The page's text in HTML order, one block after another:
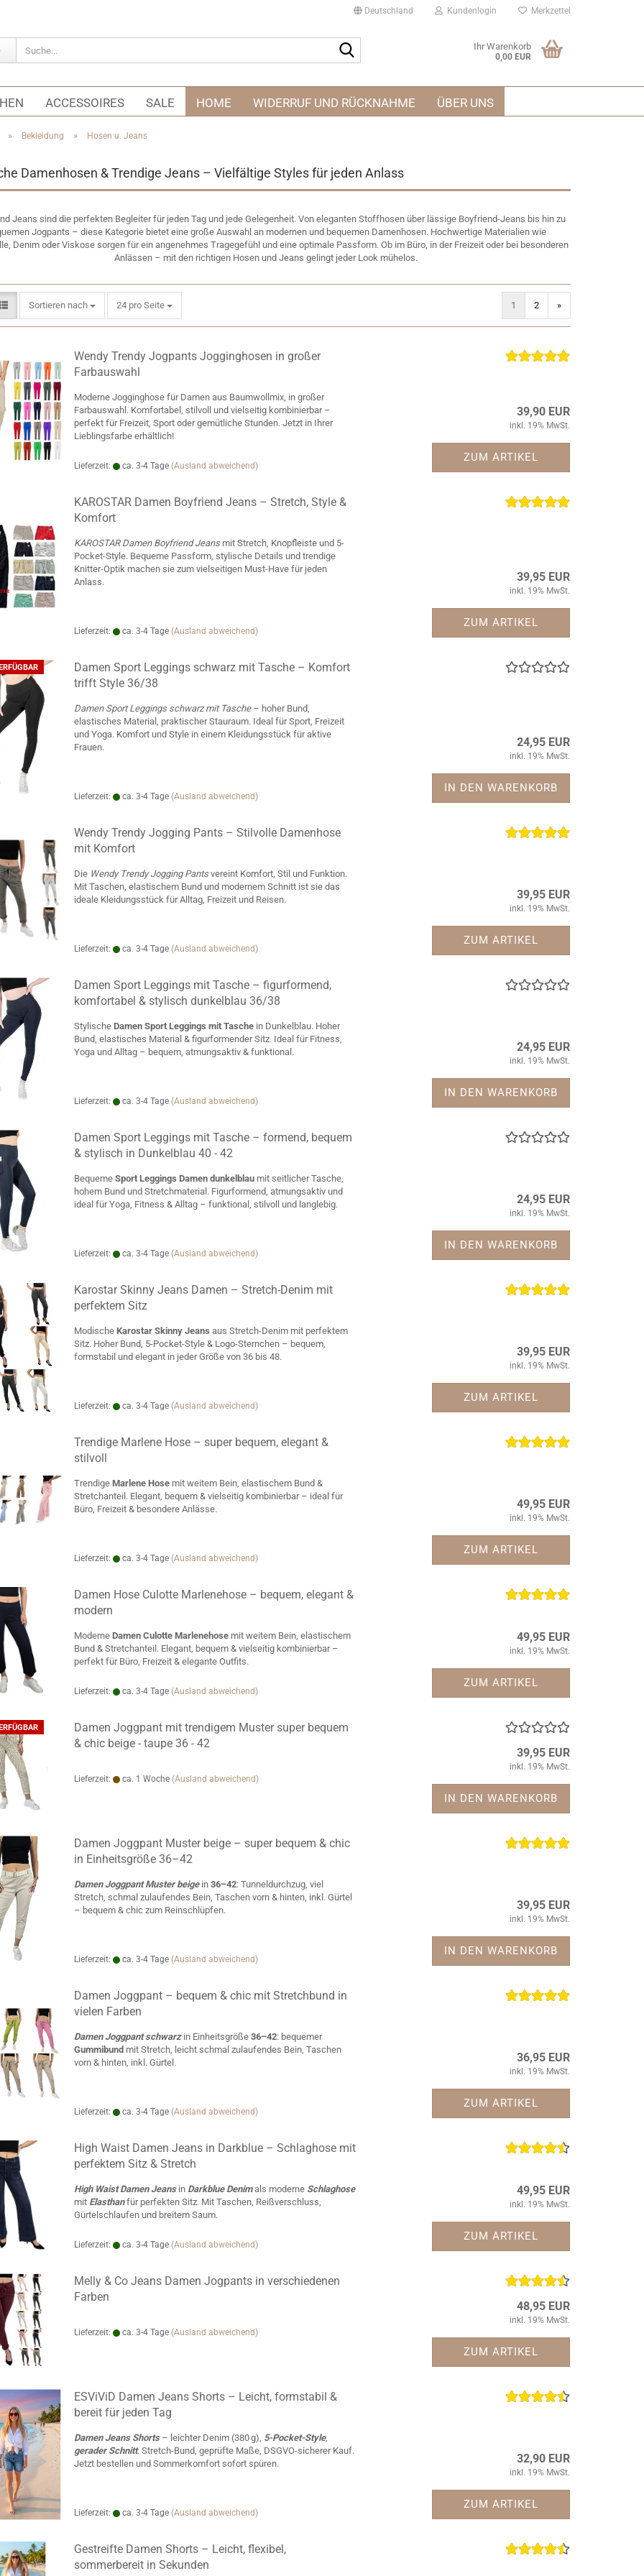
Deutschland Kundenlogin Merkzettel
Ihr Warenkorb
0,00 EUR
ACCESSOIRES SALE HOME WIDERRUF UND RÜCKNAHME ÜBER UNS
» Bekleidung » Hosen u. Jeans
Damenhosen & Trendige Jeans – Vielfältige Styles für jeden Anlass
Jeans sind die perfekten Begleiter für jeden Tag und jede Gelegenheit. Von eleganten Stoffhosen über lässige Boyfriend-Jeans bis hin zu
Jogpants – diese Kategorie bietet eine große Auswahl an modernen und bequemen Damenhosen. Hochwertige Materialien wie
Denim oder Viskose sorgen für ein angenehmes Tragegefühl und eine optimale Passform. Ob im Büro, in der Freizeit oder bei besonderen
Anlässen – mit den richtigen Hosen und Jeans gelingt jeder Look mühelos.
Sortieren nach
Sortieren nach 24 pro Seite
pro Seite 1 2 »
Wendy Trendy Jogpants Jogginghosen in großer
Farbauswahl
Moderne Jogginghose für Damen aus Baumwollmix, in großer
Farbauswahl. Komfortabel, stilvoll und vielseitig kombinierbar –
perfekt für Freizeit, Sport oder gemütliche Stunden. Jetzt in Ihrer
Lieblingsfarbe erhältlich!
Lieferzeit: ca. 3-4 Tage (Ausland abweichend)
39,90 EUR
inkl. 19% MwSt.
ZUM ARTIKEL
KAROSTAR Damen Boyfriend Jeans – Stretch, Style &
Komfort
KAROSTAR Damen Boyfriend Jeansmit Stretch, Knopfleiste und 5-
Pocket-Style. Bequeme Passform, stylische Details und trendige
Knitter-Optik machen sie zum vielseitigen Must-Have für jeden
Anlass.
Lieferzeit: ca. 3-4 Tage (Ausland abweichend)
39,95 EUR
inkl. 19% MwSt.
ZUM ARTIKEL
Damen Sport Leggings schwarz mit Tasche – Komfort
trifft Style 36/38
Damen Sport Leggings schwarz mit Tasche– hoher Bund,
elastisches Material, praktischer Stauraum. Ideal für Sport, Freizeit
und Yoga. Komfort und Style in einem Kleidungsstück für aktive
Frauen.
Lieferzeit: ca. 3-4 Tage (Ausland abweichend)
24,95 EUR
inkl. 19% MwSt.
IN DEN WARENKORB
Wendy Trendy Jogging Pants – Stilvolle Damenhose
mit Komfort
Die Wendy Trendy Jogging Pantsvereint Komfort, Stil und Funktion.
Mit Taschen, elastischem Bund und modernem Schnitt ist sie das
ideale Kleidungsstück für Alltag, Freizeit und Reisen.
Lieferzeit: ca. 3-4 Tage (Ausland abweichend)
39,95 EUR
inkl. 19% MwSt.
ZUM ARTIKEL
Damen Sport Leggings mit Tasche – figurformend,
komfortabel & stylisch dunkelblau 36/38
Stylische Damen Sport Leggings mit Taschein Dunkelblau. Hoher
Bund, elastisches Material & figurformender Sitz. Ideal für Fitness,
Yoga und Alltag – bequem, atmungsaktiv & funktional.
Lieferzeit: ca. 3-4 Tage (Ausland abweichend)
24,95 EUR
inkl. 19% MwSt.
IN DEN WARENKORB
Damen Sport Leggings mit Tasche – formend, bequem
& stylisch in Dunkelblau 40 - 42
Bequeme Sport Leggings Damen dunkelblaumit seitlicher Tasche,
hohem Bund und Stretchmaterial. Figurformend, atmungsaktiv und
ideal für Yoga, Fitness & Alltag – funktional, stilvoll und langlebig.
Lieferzeit: ca. 3-4 Tage (Ausland abweichend)
24,95 EUR
inkl. 19% MwSt.
IN DEN WARENKORB
Karostar Skinny Jeans Damen – Stretch-Denim mit
perfektem Sitz
Modische Karostar Skinny Jeans aus Stretch-Denim mit perfektem
Sitz. Hoher Bund, 5-Pocket-Style & Logo-Sternchen – bequem,
formstabil und elegant in jeder Größe von 36 bis 48.
Lieferzeit: ca. 3-4 Tage (Ausland abweichend)
39,95 EUR
inkl. 19% MwSt.
ZUM ARTIKEL
Trendige Marlene Hose – super bequem, elegant &
stilvoll
Trendige Marlene Hosemit weitem Bein, elastischem Bund &
Stretchanteil. Elegant, bequem & vielseitig kombinierbar – ideal für
Büro, Freizeit & besondere Anlässe.
Lieferzeit: ca. 3-4 Tage (Ausland abweichend)
49,95 EUR
inkl. 19% MwSt.
ZUM ARTIKEL
Damen Hose Culotte Marlenehose – bequem, elegant &
modern
Moderne Damen Culotte Marlenehosemit weitem Bein, elastischem
Bund & Stretchanteil. Elegant, bequem & vielseitig kombinierbar –
perfekt für Büro, Freizeit & elegante Outfits.
Lieferzeit: ca. 3-4 Tage (Ausland abweichend)
49,95 EUR
inkl. 19% MwSt.
ZUM ARTIKEL
Damen Joggpant mit trendigem Muster super bequem
& chic beige - taupe 36 - 42
Lieferzeit: ca. 1 Woche (Ausland abweichend)
39,95 EUR
inkl. 19% MwSt.
IN DEN WARENKORB
Damen Joggpant Muster beige – super bequem & chic
in Einheitsgröße 36–42
Damen Joggpant Muster beigein 36–42: Tunneldurchzug, viel
Stretch, schmal zulaufendes Bein, Taschen vorn & hinten, inkl. Gürtel
– bequem & chic zum Reinschlüpfen.
Lieferzeit: ca. 3-4 Tage (Ausland abweichend)
39,95 EUR
inkl. 19% MwSt.
IN DEN WARENKORB
Damen Joggpant – bequem & chic mit Stretchbund in
vielen Farben
Damen Joggpant schwarzin Einheitsgröße 36–42: bequemer
Gummibund mit Stretch, leicht schmal zulaufendes Bein, Taschen
vorn & hinten, inkl. Gürtel.
Lieferzeit: ca. 3-4 Tage (Ausland abweichend)
36,95 EUR
inkl. 19% MwSt.
ZUM ARTIKEL
High Waist Damen Jeans in Darkblue – Schlaghose mit
perfektem Sitz & Stretch
High Waist Damen Jeansin Darkblue Denimals moderne Schlaghose
mit Elasthanfür perfekten Sitz. Mit Taschen, Reißverschluss,
Gürtelschlaufen und breitem Saum.
Lieferzeit: ca. 3-4 Tage (Ausland abweichend)
49,95 EUR
inkl. 19% MwSt.
ZUM ARTIKEL
Melly & Co Jeans Damen Jogpants in verschiedenen
Farben
Lieferzeit: ca. 3-4 Tage (Ausland abweichend)
48,95 EUR
inkl. 19% MwSt.
ZUM ARTIKEL
ESViViD Damen Jeans Shorts – Leicht, formstabil &
bereit für jeden Tag
Damen Jeans Shorts– leichter Denim (380 g), 5-Pocket-Style,
gerader Schnitt. Stretch-Bund, geprüfte Maße, DSGVO-sicherer Kauf.
Jetzt bestellen und Sommerkomfort sofort spüren.
Lieferzeit: ca. 3-4 Tage (Ausland abweichend)
32,90 EUR
inkl. 19% MwSt.
ZUM ARTIKEL
Gestreifte Damen Shorts – Leicht, flexibel,
sommerbereit in Sekunden